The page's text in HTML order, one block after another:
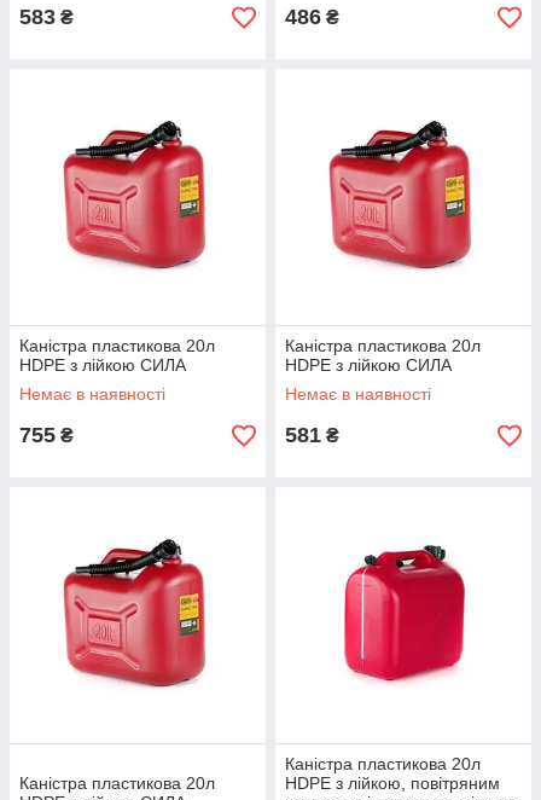
583 ₴ 486 ₴
Каністра пластикова 20л
HDPE з лійкою СИЛА
Немає в наявності
755 ₴
Каністра пластикова 20л
HDPE з лійкою СИЛА
Немає в наявності
581 ₴
Каністра пластикова 20л
Каністра пластикова 20л
HDPE з лійкою, повітряним